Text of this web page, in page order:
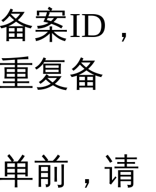
案ID，
复备
前，请